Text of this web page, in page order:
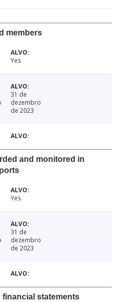
members
Yes
31 de
dezembro
de 2023
and monitored in
Yes
31 de
dezembro
de 2023
financial statements